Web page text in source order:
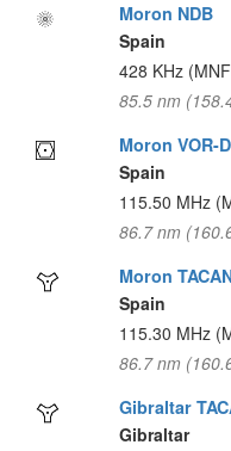
Moron NDB
Spain
428 KHz (MNF
85.5 nm
Moron VOR-
Spain
115.50 MHz
86.7 nm
Moron
Spain
115.30 MHz
86.7 nm
Gibraltar
Gibraltar